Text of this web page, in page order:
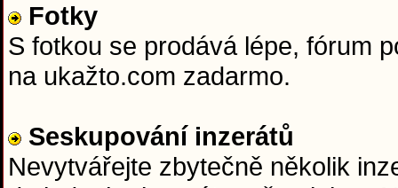
Fotky
S fotkou se prodává lépe, fórum
na ukažto.com zadarmo.
Seskupování inzerátů
Nevytvářejte zbytečně několik